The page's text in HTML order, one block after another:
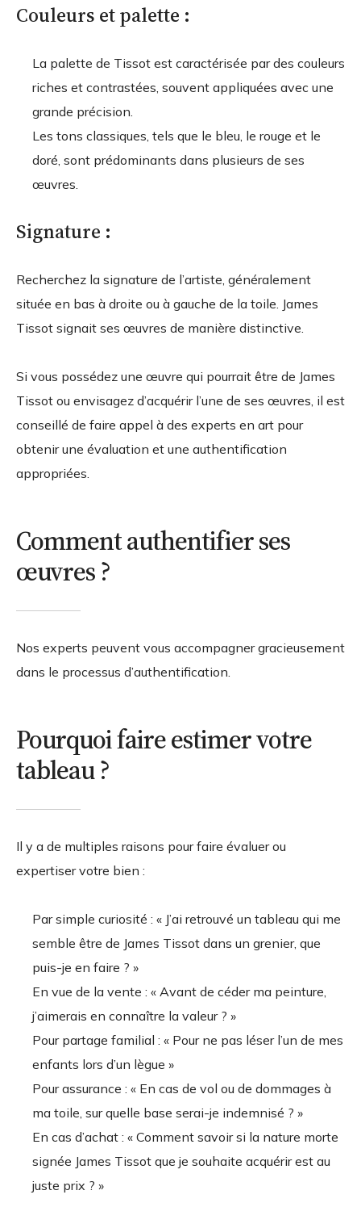
Couleurs et palette :
La palette de Tissot est caractérisée par des couleurs
riches et contrastées, souvent appliquées avec une
grande précision.
Les tons classiques, tels que le bleu, le rouge et le
doré, sont prédominants dans plusieurs de ses
œuvres.
Signature :
Recherchez la signature de l’artiste, généralement
située en bas à droite ou à gauche de la toile. James
Tissot signait ses œuvres de manière distinctive.
Si vous possédez une œuvre qui pourrait être de James
Tissot ou envisagez d’acquérir l’une de ses œuvres, il est
conseillé de faire appel à des experts en art pour
obtenir une évaluation et une authentification
appropriées.
Comment authentifier ses
œuvres ?
Nos experts peuvent vous accompagner gracieusement
dans le processus d’authentification.
Pourquoi faire estimer votre
tableau ?
Il y a de multiples raisons pour faire évaluer ou
expertiser votre bien :
Par simple curiosité : « J’ai retrouvé un tableau qui me
semble être de James Tissot dans un grenier, que
puis-je en faire ? »
En vue de la vente : « Avant de céder ma peinture,
j’aimerais en connaître la valeur ? »
Pour partage familial : « Pour ne pas léser l’un de mes
enfants lors d’un lègue »
Pour assurance : « En cas de vol ou de dommages à
ma toile, sur quelle base serai-je indemnisé ? »
En cas d’achat : « Comment savoir si la nature morte
signée James Tissot que je souhaite acquérir est au
juste prix ? »